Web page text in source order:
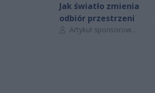
Jak światło zmienia
odbiór przestrzeni
Autor artykułu:
Artykuł sponsorowany